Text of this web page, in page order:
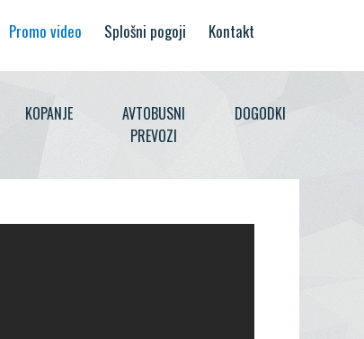
Promo video Splošni pogoji Kontakt
KOPANJE
AVTOBUSNI
PREVOZI
DOGODKI